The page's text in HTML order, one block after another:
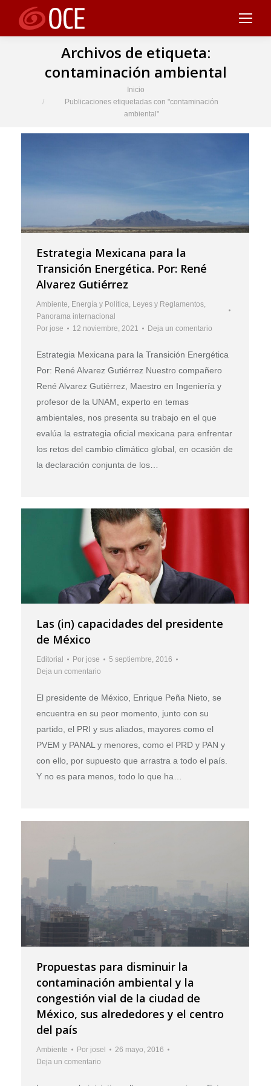
Archivos de etiqueta:
contaminación ambiental
Inicio
Publicaciones etiquetadas con "contaminación
ambiental"
Estrategia Mexicana para la
Transición Energética. Por: René
Alvarez Gutiérrez
Ambiente Energía y Política Leyes y Reglamentos
Panorama internacional
Por jose 12 noviembre, 2021 Deja un comentario
Estrategia Mexicana para la Transición Energética
Por: René Alvarez Gutiérrez Nuestro compañero
René Alvarez Gutiérrez, Maestro en Ingeniería y
profesor de la UNAM, experto en temas
ambientales, nos presenta su trabajo en el que
evalúa la estrategia oficial mexicana para enfrentar
los retos del cambio climático global, en ocasión de
la declaración conjunta de los…
Las (in) capacidades del presidente
de México
Editorial Por jose
5 septiembre, 2016
Deja un comentario
El presidente de México, Enrique Peña Nieto, se
encuentra en su peor momento, junto con su
partido, el PRI y sus aliados, mayores como el
PVEM y PANAL y menores, como el PRD y PAN y
con ello, por supuesto que arrastra a todo el país.
Y no es para menos, todo lo que ha…
Propuestas para disminuir la
contaminación ambiental y la
congestión vial de la ciudad de
México, sus alrededores y el centro
del país
Ambiente Por josel
26 mayo, 2016
Deja un comentario